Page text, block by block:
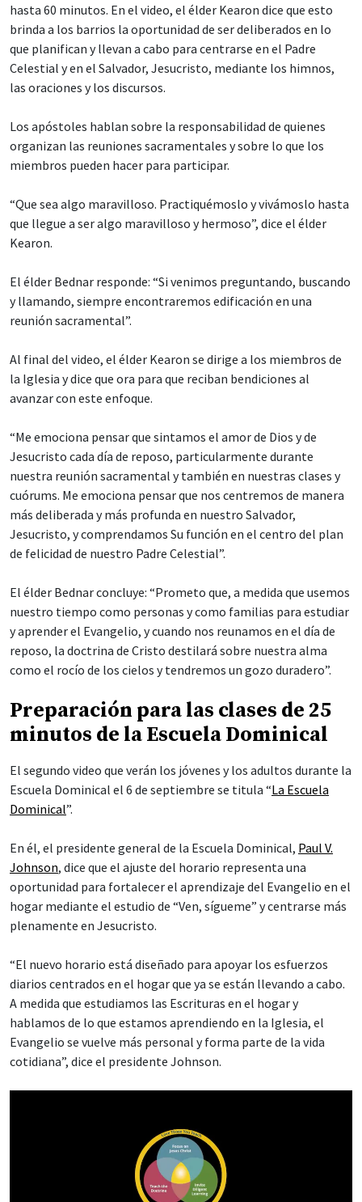
hasta 60 minutos. En el video, el élder Kearon dice que esto
brinda a los barrios la oportunidad de ser deliberados en lo
que planifican y llevan a cabo para centrarse en el Padre
Celestial y en el Salvador, Jesucristo, mediante los himnos,
las oraciones y los discursos.
Los apóstoles hablan sobre la responsabilidad de quienes
organizan las reuniones sacramentales y sobre lo que los
miembros pueden hacer para participar.
“Que sea algo maravilloso. Practiquémoslo y vivámoslo hasta
que llegue a ser algo maravilloso y hermoso”, dice el élder
Kearon.
El élder Bednar responde: “Si venimos preguntando, buscando
y llamando, siempre encontraremos edificación en una
reunión sacramental”.
Al final del video, el élder Kearon se dirige a los miembros de
la Iglesia y dice que ora para que reciban bendiciones al
avanzar con este enfoque.
“Me emociona pensar que sintamos el amor de Dios y de
Jesucristo cada día de reposo, particularmente durante
nuestra reunión sacramental y también en nuestras clases y
cuórums. Me emociona pensar que nos centremos de manera
más deliberada y más profunda en nuestro Salvador,
Jesucristo, y comprendamos Su función en el centro del plan
de felicidad de nuestro Padre Celestial”.
El élder Bednar concluye: “Prometo que, a medida que usemos
nuestro tiempo como personas y como familias para estudiar
y aprender el Evangelio, y cuando nos reunamos en el día de
reposo, la doctrina de Cristo destilará sobre nuestra alma
como el rocío de los cielos y tendremos un gozo duradero”.
Preparación para las clases de 25
minutos de la Escuela Dominical
El segundo video que verán los jóvenes y los adultos durante la
Escuela Dominical el 6 de septiembre se titula “La Escuela
Dominical”.
En él, el presidente general de la Escuela Dominical, Paul V.
Johnson, dice que el ajuste del horario representa una
oportunidad para fortalecer el aprendizaje del Evangelio en el
hogar mediante el estudio de “Ven, sígueme” y centrarse más
plenamente en Jesucristo.
“El nuevo horario está diseñado para apoyar los esfuerzos
diarios centrados en el hogar que ya se están llevando a cabo.
A medida que estudiamos las Escrituras en el hogar y
hablamos de lo que estamos aprendiendo en la Iglesia, el
Evangelio se vuelve más personal y forma parte de la vida
cotidiana”, dice el presidente Johnson.